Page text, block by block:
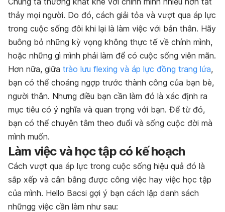
thảy mọi người. Do đó, cách giải tỏa và vượt qua áp lực
trong cuộc sống đôi khi lại là làm việc với bản thân. Hãy
buông bỏ những kỳ vọng không thực tế về chính mình,
hoặc những gì mình phải làm để có cuộc sống viên mãn.
Hơn nữa, giữa trào lưu flexing và áp lực đồng trang lứa,
bạn có thể choáng ngợp trước thành công của bạn bè,
người thân. Nhưng điều bạn cần làm đó là xác định ra
mục tiêu có ý nghĩa và quan trọng với bạn. Để từ đó,
bạn có thể chuyên tâm theo đuổi và sống cuộc đời mà
mình muốn.
Làm việc và học tập có kế hoạch
Cách vượt qua áp lực trong cuộc sống hiệu quả đó là
sắp xếp và cân bằng được công việc hay việc học tập
của mình. Hello Bacsi gợi ý bạn cách lập danh sách
nhữngg việc cần làm như sau: